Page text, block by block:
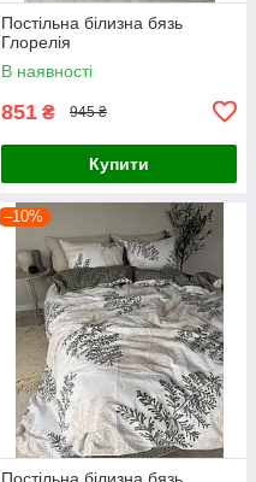
Постільна білизна бязь
Глорелія
В наявності
851 ₴ 945 ₴
Купити
–10%